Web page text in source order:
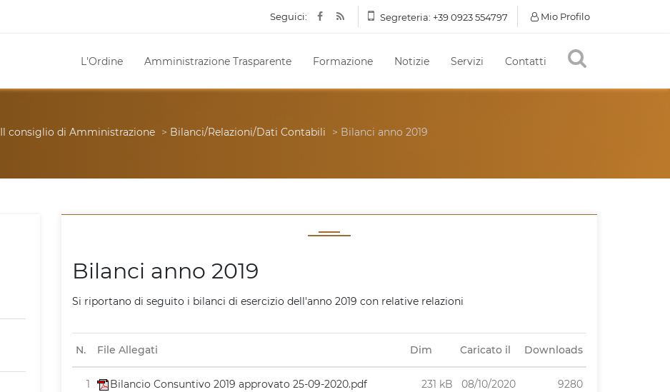
Seguici: Segreteria: +39 0923 554797 Mio Profilo
L'Ordine Amministrazione Trasparente Formazione Notizie Servizi Contatti
Il consiglio di Amministrazione > Bilanci/Relazioni/Dati Contabili > Bilanci anno 2019
Bilanci anno 2019
Si riportano di seguito i bilanci di esercizio dell'anno 2019 con relative relazioni
N. File Allegati Dim Caricato il Downloads
1 Bilancio Consuntivo 2019 approvato 25-09-2020.pdf 231 kB 08/10/2020 9280